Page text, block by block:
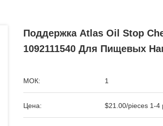
Поддержка Atlas Oil Stop
1092111540 Для Пищевых
МОК: 1
Цена: $21.00/pieces 1-4